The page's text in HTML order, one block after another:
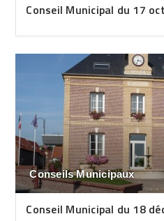
Conseil Municipal du 17
Conseils Municipaux
Conseil Municipal du 18